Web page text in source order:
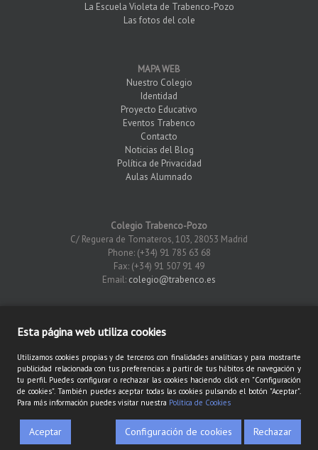
La Escuela Violeta de Trabenco-Pozo
Las fotos del cole
MAPA WEB
Nuestro Colegio
Identidad
Proyecto Educativo
Eventos Trabenco
Contacto
Noticias del Blog
Política de Privacidad
Aulas Alumnado
Colegio Trabenco-Pozo
C/ Reguera de Tomateros, 103, 28053 Madrid
Phone: (+34) 91 785 63 68
Fax: (+34) 91 507 91 49
Email: colegio@trabenco.es
2016 Colegio Trabenco Pozo | Todos los derechos reservados |Aviso
Legal|Política de privacidad|Política de cookies
TwitterYoutube
eleven
Esta página web utiliza cookies
Utilizamos cookies propias y de terceros con finalidades analíticas y para mostrarte
publicidad relacionada con tus preferencias a partir de tus hábitos de navegación y
tu perfil. Puedes configurar o rechazar las cookies haciendo click en "Configuración
de cookies". También puedes aceptar todas las cookies pulsando el botón "Aceptar".
Para más información puedes visitar nuestra Política de Cookies
Aceptar Rechazar
Configuración de cookies